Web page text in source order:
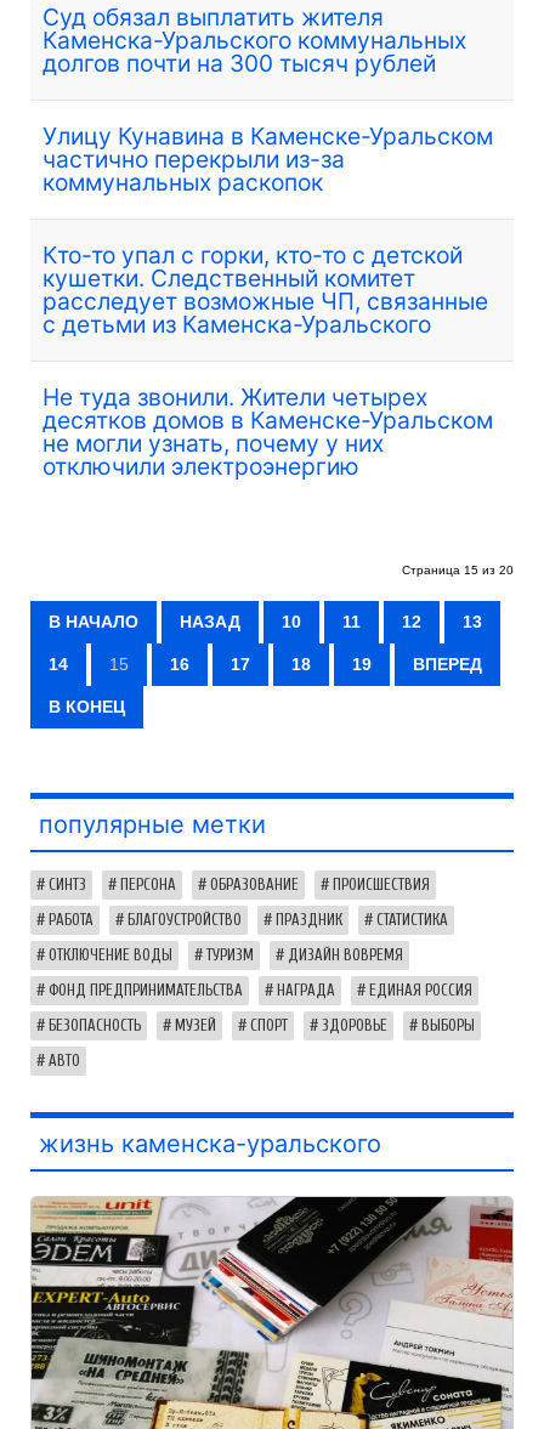
Суд обязал выплатить жителя
Каменска-Уральского коммунальных
долгов почти на 300 тысяч рублей
Улицу Кунавина в Каменске-Уральском
частично перекрыли из-за
коммунальных раскопок
Кто-то упал с горки, кто-то с детской
кушетки. Следственный комитет
расследует возможные ЧП, связанные
с детьми из Каменска-Уральского
Не туда звонили. Жители четырех
десятков домов в Каменске-Уральском
не могли узнать, почему у них
отключили электроэнергию
Страница 15 из 20
В НАЧАЛО НАЗАД 10 11 12 13
14 15 16 17 18 19 ВПЕРЕД
В КОНЕЦ
популярные метки
СИНТЗ ПЕРСОНА ОБРАЗОВАНИЕ ПРОИСШЕСТВИЯ
РАБОТА БЛАГОУСТРОЙСТВО ПРАЗДНИК СТАТИСТИКА
ОТКЛЮЧЕНИЕ ВОДЫ ТУРИЗМ ДИЗАЙН ВОВРЕМЯ
ФОНД ПРЕДПРИНИМАТЕЛЬСТВА НАГРАДА ЕДИНАЯ РОССИЯ
БЕЗОПАСНОСТЬ МУЗЕЙ СПОРТ ЗДОРОВЬЕ ВЫБОРЫ
АВТО
жизнь каменска-уральского